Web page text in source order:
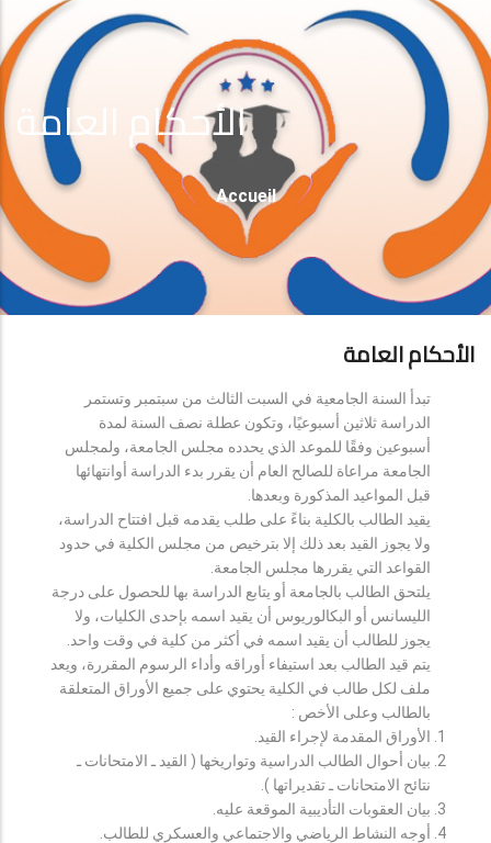
الأحكام العامة
Fil
D'Ariane
Accueil
الأحكام العامة
تبدأ السنة الجامعية في السبت الثالث من سبتمبر وتستمر
الدراسة ثلاثين أسبوعيًا، وتكون عطلة نصف السنة لمدة
أسبوعين وفقًا للموعد الذي يحدده مجلس الجامعة، ولمجلس
الجامعة مراعاة للصالح العام أن يقرر بدء الدراسة أوانتهائها
قبل المواعيد المذكورة وبعدها.
يقيد الطالب بالكلية بناءً على طلب يقدمه قبل افتتاح الدراسة،
ولا يجوز القيد بعد ذلك إلا بترخيص من مجلس الكلية في حدود
القواعد التي يقررها مجلس الجامعة.
يلتحق الطالب بالجامعة أو يتابع الدراسة بها للحصول على درجة
الليسانس أو البكالوريوس أن يقيد اسمه بإحدى الكليات، ولا
يجوز للطالب أن يقيد اسمه في أكثر من كلية في وقت واحد.
يتم قيد الطالب بعد استيفاء أوراقه وأداء الرسوم المقررة، ويعد
ملف لكل طالب في الكلية يحتوي على جميع الأوراق المتعلقة
بالطالب وعلى الأخص :
الأوراق المقدمة لإجراء القيد.
بيان أحوال الطالب الدراسية وتواريخها ( القيد ـ الامتحانات ـ
نتائح الامتحانات ـ تقديراتها ).
بيان العقوبات التأديبية الموقعة عليه.
أوجه النشاط الرياضي والاجتماعي والعسكري للطالب.